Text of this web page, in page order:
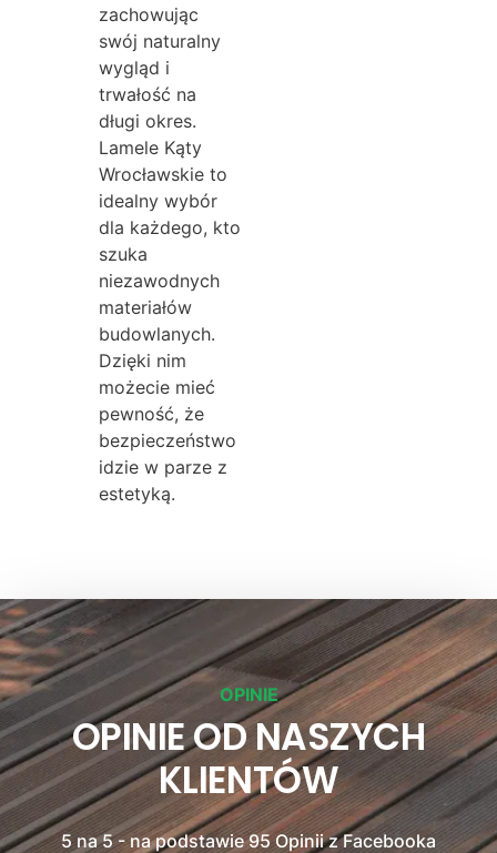
zachowując
swój naturalny
wygląd i
trwałość na
długi okres.
Lamele Kąty
Wrocławskie to
idealny wybór
dla każdego, kto
szuka
niezawodnych
materiałów
budowlanych.
Dzięki nim
możecie mieć
pewność, że
bezpieczeństwo
idzie w parze z
estetyką.
OPINIE
OPINIE OD NASZYCH
KLIENTÓW
5 na 5 - na podstawie 95 Opinii z Facebooka